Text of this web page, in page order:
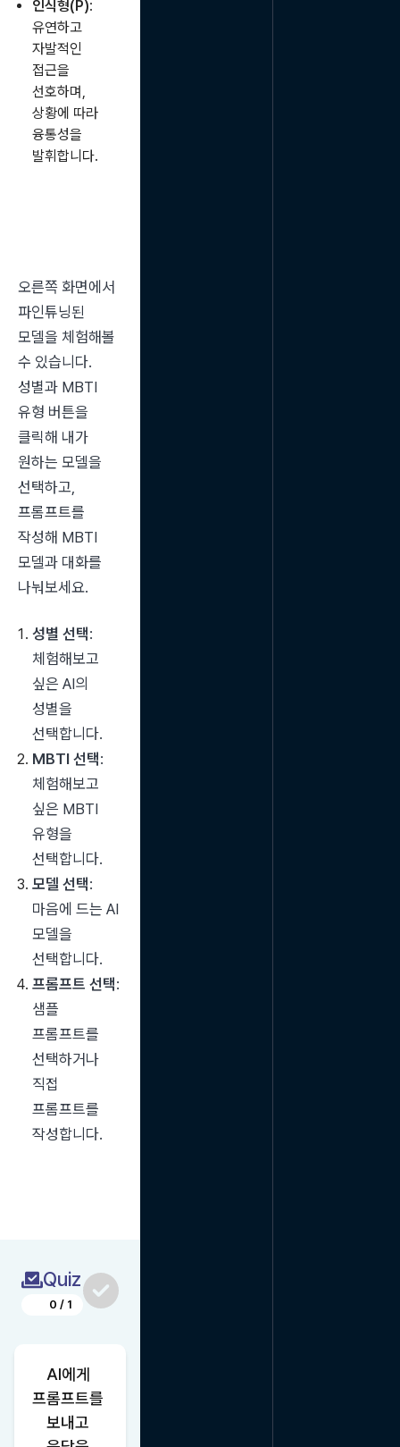
인식형(P):
유연하고
자발적인
접근을
선호하며,
상황에 따라
융통성을
발휘합니다.
오른쪽 화면에서
파인튜닝된
모델을 체험해볼
수 있습니다.
성별과 MBTI
유형 버튼을
클릭해 내가
원하는 모델을
선택하고,
프롬프트를
작성해 MBTI
모델과 대화를
나눠보세요.
성별 선택:
체험해보고
싶은 AI의
성별을
선택합니다.
MBTI 선택:
체험해보고
싶은 MBTI
유형을
선택합니다.
모델 선택:
마음에 드는 AI
모델을
선택합니다.
프롬프트 선택:
샘플
프롬프트를
선택하거나
직접
프롬프트를
작성합니다.
Quiz
0 / 1
AI에게
프롬프트를
보내고